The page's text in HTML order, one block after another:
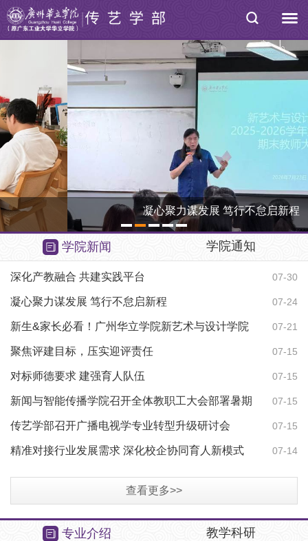
凝心聚力谋发展 笃行不怠启新程
1
2 3 4 5
学院新闻 学院通知
07-30
深化产教融合 共建实践平台
07-24
凝心聚力谋发展 笃行不怠启新程
07-21
新生&家长必看！广州华立学院新艺术与设计学院
「学长、学姐答疑」来了 07-15
聚焦评建目标，压实迎评责任
07-15
对标师德要求 建强育人队伍
07-15
新闻与智能传播学院召开全体教职工大会部署暑期
迎评工作 07-15
传艺学部召开广播电视学专业转型升级研讨会
07-14
精准对接行业发展需求 深化校企协同育人新模式
查看更多>>
专业介绍 教学科研